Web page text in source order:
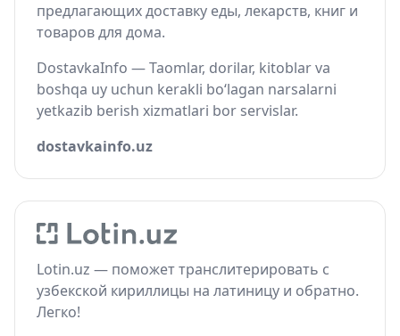
предлагающих доставку еды, лекарств, книг и
товаров для дома.
DostavkaInfo — Taomlar, dorilar, kitoblar va
boshqa uy uchun kerakli bo‘lagan narsalarni
yetkazib berish xizmatlari bor servislar.
dostavkainfo.uz
Lotin.uz — поможет транслитерировать с
узбекской кириллицы на латиницу и обратно.
Легко!